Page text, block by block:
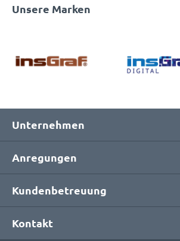
Unsere Marken
Unternehmen
Anregungen
Kundenbetreuung
Kontakt